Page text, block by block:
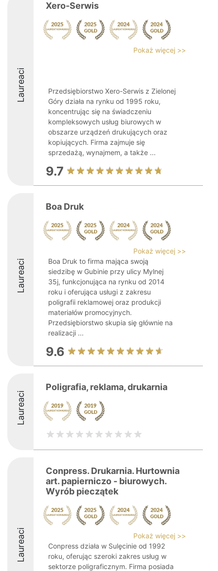
Laureaci
Xero-Serwis
Pokaż więcej >>
Przedsiębiorstwo Xero-Serwis z Zielonej
Góry działa na rynku od 1995 roku,
koncentrując się na świadczeniu
kompleksowych usług biurowych w
obszarze urządzeń drukujących oraz
kopiujących. Firma zajmuje się
sprzedażą, wynajmem, a także ...
9.7
Laureaci
Boa Druk
Pokaż więcej >>
Boa Druk to firma mająca swoją
siedzibę w Gubinie przy ulicy Mylnej
35j, funkcjonująca na rynku od 2014
roku i oferująca usługi z zakresu
poligrafii reklamowej oraz produkcji
materiałów promocyjnych.
Przedsiębiorstwo skupia się głównie na
realizacji ...
9.6
Laureaci
Poligrafia, reklama, drukarnia
Laureaci
Conpress. Drukarnia. Hurtownia
art. papierniczo - biurowych.
Wyrób pieczątek
Pokaż więcej >>
Conpress działa w Sulęcinie od 1992
roku, oferując szeroki zakres usług w
sektorze poligraficznym. Firma posiada